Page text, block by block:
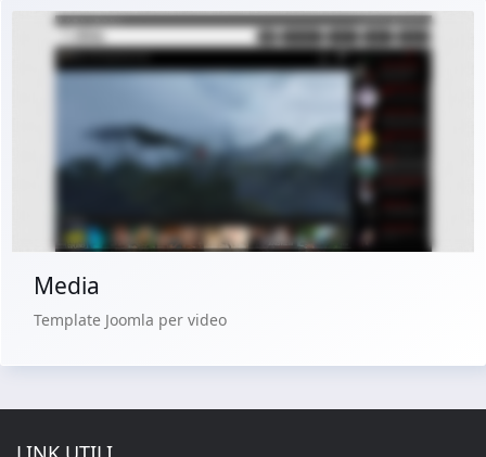
Acquista €29.90
Media
Template Joomla per video